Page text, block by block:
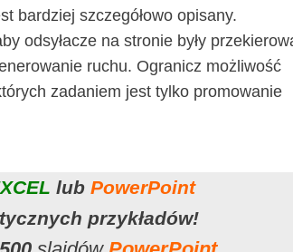
bardziej szczegółowo opisany.
odsyłacze na stronie były
ruchu. Ogranicz możliwość
zadaniem jest tylko promowanie
lub PowerPoint
przykładów!